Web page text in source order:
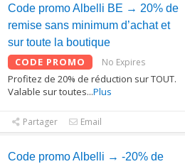
Code promo Albelli BE → 20% de
remise sans minimum d’achat et
sur toute la boutique
CODE PROMO No Expires
Profitez de 20% de réduction sur TOUT.
Valable sur toutes...Plus
Partager Email
Code promo Albelli → -20% de